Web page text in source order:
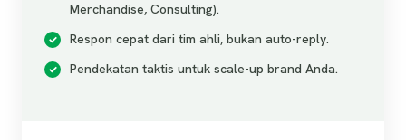
Merchandise, Consulting).
Respon cepat dari tim ahli, bukan auto-reply.
Pendekatan taktis untuk scale-up brand Anda.